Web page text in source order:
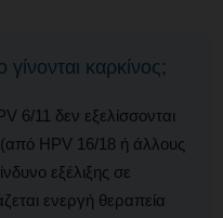
καρκίνος;
6/11 δεν εξελίσσονται
HPV 16/18 ή άλλους
εξέλιξης σε
ενεργή θεραπεία